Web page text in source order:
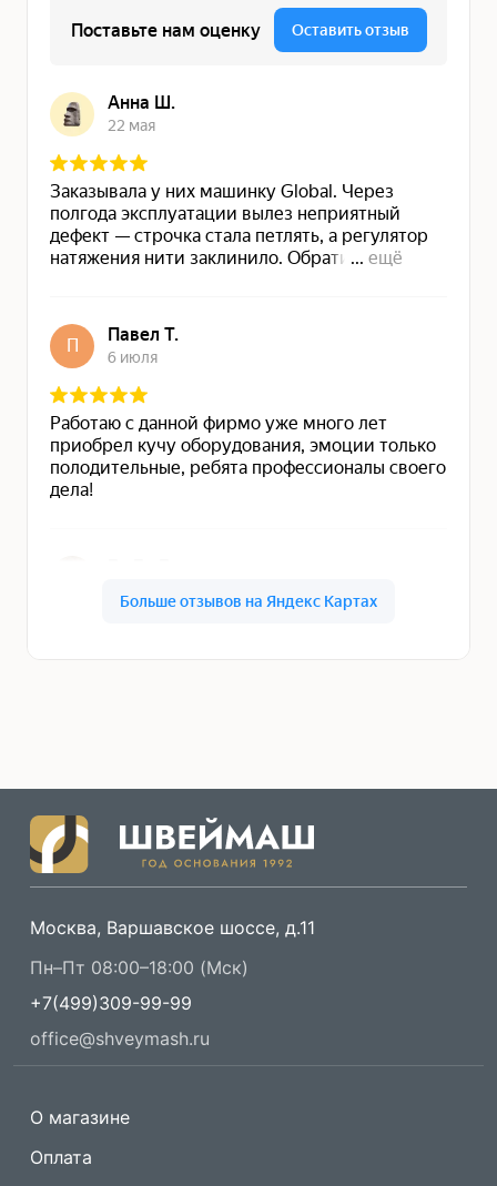
Москва, Варшавское шоссе, д.11
Пн–Пт 08:00–18:00 (Мск)
+7(499)309-99-99
office@shveymash.ru
О магазине
Оплата